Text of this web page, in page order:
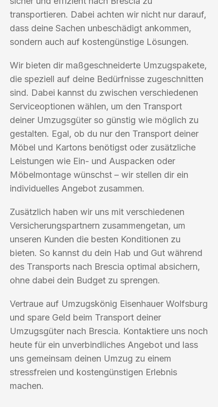
transportieren. Dabei achten wir nicht nur darauf,
dass deine Sachen unbeschädigt ankommen,
sondern auch auf kostengünstige Lösungen.
Wir bieten dir maßgeschneiderte Umzugspakete,
die speziell auf deine Bedürfnisse zugeschnitten
sind. Dabei kannst du zwischen verschiedenen
Serviceoptionen wählen, um den Transport
deiner Umzugsgüter so günstig wie möglich zu
gestalten. Egal, ob du nur den Transport deiner
Möbel und Kartons benötigst oder zusätzliche
Leistungen wie Ein- und Auspacken oder
Möbelmontage wünschst – wir stellen dir ein
individuelles Angebot zusammen.
Zusätzlich haben wir uns mit verschiedenen
Versicherungspartnern zusammengetan, um
unseren Kunden die besten Konditionen zu
bieten. So kannst du dein Hab und Gut während
des Transports nach Brescia optimal absichern,
ohne dabei dein Budget zu sprengen.
Vertraue auf Umzugskönig Eisenhauer Wolfsburg
und spare Geld beim Transport deiner
Umzugsgüter nach Brescia. Kontaktiere uns noch
heute für ein unverbindliches Angebot und lass
uns gemeinsam deinen Umzug zu einem
stressfreien und kostengünstigen Erlebnis
machen.